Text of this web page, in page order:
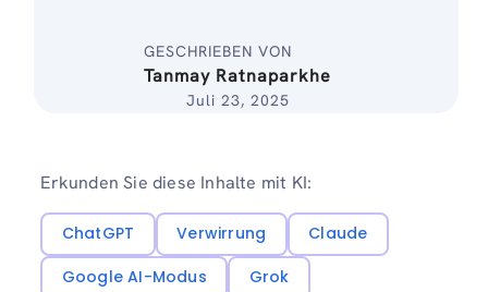
GESCHRIEBEN VON
Tanmay Ratnaparkhe
Juli 23, 2025
Erkunden Sie diese Inhalte mit KI:
ChatGPT Verwirrung
Claude
Google AI-Modus
Grok